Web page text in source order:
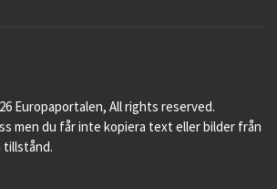
Europaportalen, All rights reserved.
men du får inte kopiera text eller bilder från
tillstånd.